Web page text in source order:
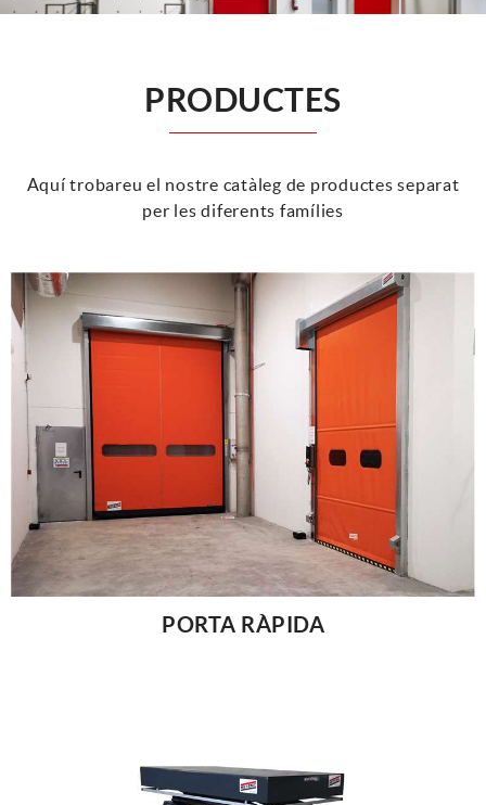
PRODUCTES
Aquí trobareu el nostre catàleg de productes separat
per les diferents famílies
PORTA RÀPIDA